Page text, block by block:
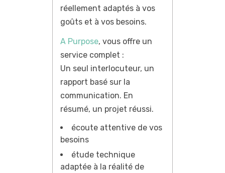
réellement adaptés à vos
goûts et à vos besoins.
A Purpose, vous offre un
service complet :
Un seul interlocuteur, un
rapport basé sur la
communication. En
résumé, un projet réussi.
écoute attentive de vos
besoins
étude technique
adaptée à la réalité de